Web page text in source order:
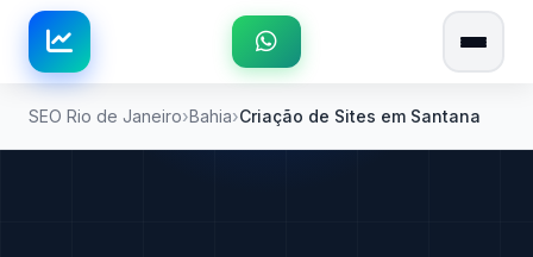
SEO Rio de Janeiro Bahia Criação de Sites em Santana